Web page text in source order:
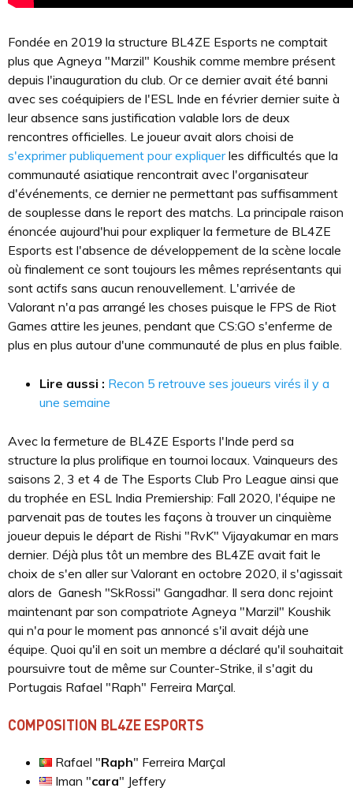
Fondée en 2019 la structure BL4ZE Esports ne comptait
plus que Agneya "Marzil" Koushik comme membre présent
depuis l'inauguration du club. Or ce dernier avait été banni
avec ses coéquipiers de l'ESL Inde en février dernier suite à
leur absence sans justification valable lors de deux
rencontres officielles. Le joueur avait alors choisi de
s'exprimer publiquement pour expliquerles difficultés que la
communauté asiatique rencontrait avec l'organisateur
d'événements, ce dernier ne permettant pas suffisamment
de souplesse dans le report des matchs. La principale raison
énoncée aujourd'hui pour expliquer la fermeture de BL4ZE
Esports est l'absence de développement de la scène locale
où finalement ce sont toujours les mêmes représentants qui
sont actifs sans aucun renouvellement. L'arrivée de
Valorant n'a pas arrangé les choses puisque le FPS de Riot
Games attire les jeunes, pendant que CS:GO s'enferme de
plus en plus autour d'une communauté de plus en plus faible.
Lire aussi : Recon 5 retrouve ses joueurs virés il y a
une semaine
Avec la fermeture de BL4ZE Esports l'Inde perd sa
structure la plus prolifique en tournoi locaux. Vainqueurs des
saisons 2, 3 et 4 de The Esports Club Pro League ainsi que
du trophée en ESL India Premiership: Fall 2020, l'équipe ne
parvenait pas de toutes les façons à trouver un cinquième
joueur depuis le départ de Rishi "RvK" Vijayakumar en mars
dernier. Déjà plus tôt un membre des BL4ZE avait fait le
choix de s'en aller sur Valorant en octobre 2020, il s'agissait
alors de Ganesh "SkRossi" Gangadhar. Il sera donc rejoint
maintenant par son compatriote Agneya "Marzil" Koushik
qui n'a pour le moment pas annoncé s'il avait déjà une
équipe. Quoi qu'il en soit un membre a déclaré qu'il souhaitait
poursuivre tout de même sur Counter-Strike, il s'agit du
Portugais Rafael "Raph" Ferreira Marҫal.
COMPOSITION BL4ZE ESPORTS
Rafael "Raph" Ferreira Marҫal
Iman "cara" Jeffery